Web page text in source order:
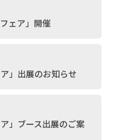
ェア」開催
」出展のお知らせ
」ブース出展のご案